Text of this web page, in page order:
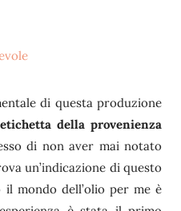
di questa produzione
della provenienza
di non aver mai notato
un’indicazione di questo
mondo dell’olio per me è